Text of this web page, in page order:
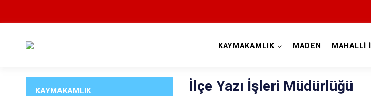
KAYMAKAMLIK MADEN MAHALLİ
KAYMAKAMLIK İlçe Yazı İşleri Müdürlüğü